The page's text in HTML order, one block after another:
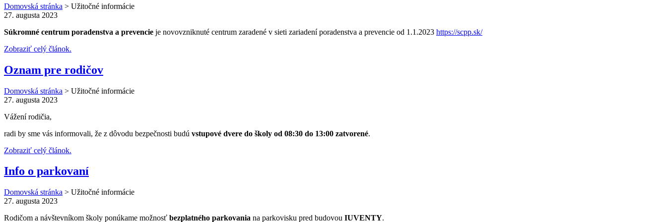
Domovská stránka > Užitočné informácie
27. augusta 2023
Súkromné centrum poradenstva a prevencie je novovzniknuté centrum zaradené v sieti zariadení poradenstva a prevencie od 1.1.2023 https://scpp.sk/
Zobraziť celý článok.
Oznam pre rodičov
Domovská stránka > Užitočné informácie
27. augusta 2023
Vážení rodičia,
radi by sme vás informovali, že z dôvodu bezpečnosti budú vstupové dvere do školy od 08:30 do 13:00 zatvorené.
Zobraziť celý článok.
Info o parkovaní
Domovská stránka > Užitočné informácie
27. augusta 2023
Rodičom a návštevníkom školy ponúkame možnosť bezplatného parkovania na parkovisku pred budovou IUVENTY.